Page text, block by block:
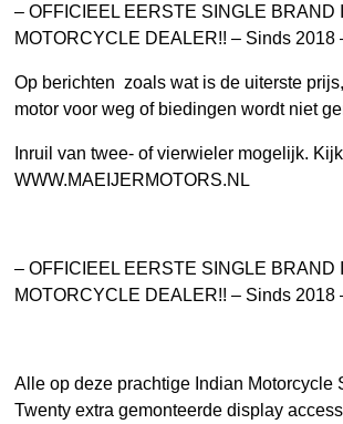
– OFFICIEEL EERSTE SINGLE BRAND
MOTORCYCLE DEALER!! – Sinds 2018
Op berichten zoals wat is de uiterste
motor voor weg of biedingen wordt niet
Inruil van twee- of vierwieler mogelijk.
WWW.MAEIJERMOTORS.NL
– OFFICIEEL EERSTE SINGLE BRAND
MOTORCYCLE DEALER!! – Sinds 2018
Alle op deze prachtige Indian Motorcycle
Twenty extra gemonteerde display